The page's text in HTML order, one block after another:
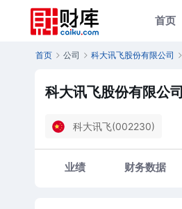
首页
首页 公司 科大讯飞股份有限公司
科大讯飞股份有限公司
科大讯飞(002230)
业绩 财务数据